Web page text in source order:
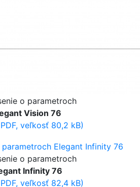
o parametroch
Vision 76
veľkosť 80,2 kB)
o parametroch
Infinity 76
veľkosť 82,4 kB)